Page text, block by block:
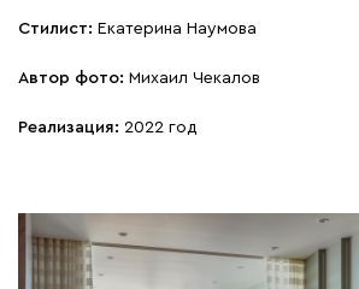
Стилист: Екатерина Наумова
Автор фото: Михаил Чекалов
Реализация: 2022 год